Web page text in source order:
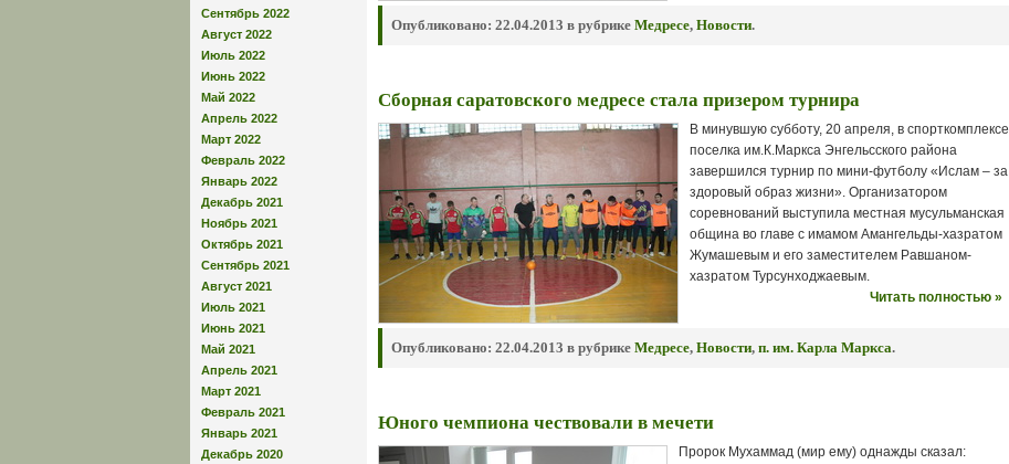
Сентябрь 2022
Август 2022
Июль 2022
Июнь 2022
Май 2022
Апрель 2022
Март 2022
Февраль 2022
Январь 2022
Декабрь 2021
Ноябрь 2021
Октябрь 2021
Сентябрь 2021
Август 2021
Июль 2021
Июнь 2021
Май 2021
Апрель 2021
Март 2021
Февраль 2021
Январь 2021
Декабрь 2020
Опубликовано: 22.04.2013 в рубрике Медресе, Новости.
Сборная саратовского медресе стала призером турнира
В минувшую субботу, 20 апреля, в спорткомплексе
поселка им.К.Маркса Энгельсского района
завершился турнир по мини-футболу «Ислам – за
здоровый образ жизни». Организатором
соревнований выступила местная мусульманская
община во главе с имамом Амангельды-хазратом
Жумашевым и его заместителем Равшаном-
хазратом Турсунходжаевым.
Читать полностью »
Опубликовано: 22.04.2013 в рубрике Медресе, Новости, п. им. Карла Маркса.
Юного чемпиона чествовали в мечети
Пророк Мухаммад (мир ему) однажды сказал: